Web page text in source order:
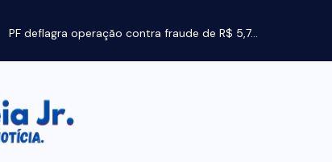
PF deflagra operação contra fraude de R$ 5,7...